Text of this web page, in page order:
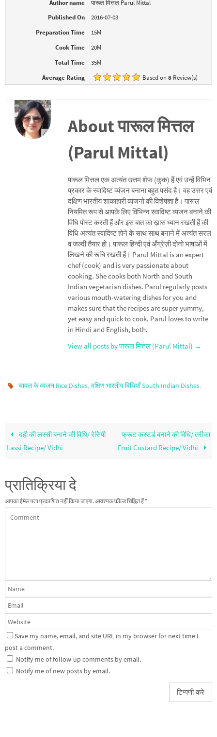
w
i
n
Author name
पारूल मित्तल Parul Mittal
Published On
2016-07-03
Preparation Time
15M
Cook Time
20M
Total Time
35M
Average Rating
Based on8 Review(s)
About पारूल मित्तल
(Parul Mittal)
पारूल मित्तल एक अत्यंत उत्तम शेफ (कुक) हैं एवं उन्हें विभिन
प्रकार के स्वादिष्ट व्यंजन बनाना बहुत पसंद है। वह उत्तर एवं
दक्षिण भारतीय शाकाहारी व्यंजनो की विशेषज्ञा हैं। पारूल
नियमित रूप से आपके लिए विभिन्न स्वादिष्ट व्यंजन बनाने की
विधि पोस्ट करती हैं और इस बात का ख़ास ध्यान रखती हैं की
विधि अत्यंत स्वादिष्ट होने के साथ साथ बनाने में अत्यंत सरल
व जल्दी तैयार हो। पारूल हिन्दी एवं अँग्रेज़ी दोनो भाषाओं में
लिखने की रूचि रखती हैं। Parul Mittal is an expert
chef (cook) and is very passionate about
cooking. She cooks both North and South
Indian vegetarian dishes. Parul regularly posts
various mouth-watering dishes for you and
makes sure that the recipes are super yummy,
yet easy and quick to cook. Parul loves to write
in Hindi and English, both.
View all posts by पारूल मित्तल (Parul Mittal) →
चावल के व्यंजन Rice Dishes,दक्षिण भारतीय विधियाँ South Indian Dishes.
दही की लस्सी बनाने की विधि/ रेसिपी
Lassi Recipe/ Vidhi
फ्रूट कस्टर्ड बनाने की विधि/ तरीका
Fruit Custard Recipe/ Vidhi
प्रातिक्रिया दे
आपका ईमेल पता प्रकाशित नहीं किया जाएगा. आवश्यक फ़ील्ड चिह्नित हैं*
Save my name, email, and site URL in my browser for next time I
post a comment.
Notify me of follow-up comments by email.
Notify me of new posts by email.